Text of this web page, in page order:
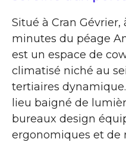
Situé à Cran
minutes du péage
est un espace de
climatisé niché au
tertiaires
lieu baigné de
bureaux design
ergonomiques et de